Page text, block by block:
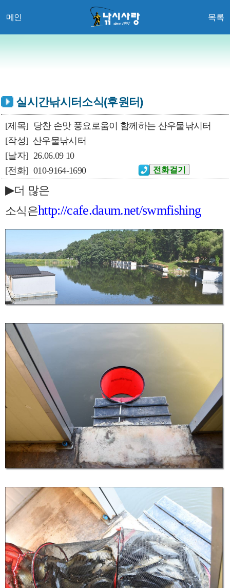
메인 목록
실시간낚시터소식(후원터)
[제목] 당찬 손맛 풍요로움이 함께하는 산우물낚시터
[작성] 산우물낚시터
[날자] 26.06.09 10
[전화] 010-9164-1690
▶더 많은
소식은http://cafe.daum.net/swmfishing